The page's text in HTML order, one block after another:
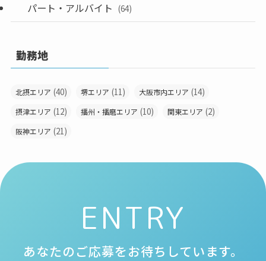
パート・アルバイト (64)
勤務地
北摂エリア (40) 堺エリア (11) 大阪市内エリア (14)
摂津エリア (12) 播州・播磨エリア (10) 関東エリア (2)
阪神エリア (21)
ENTRY
あなたのご応募をお待ちしています。